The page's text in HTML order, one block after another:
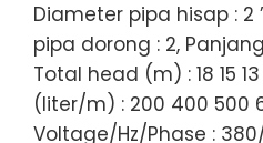
Diameter pipa hisap : 2
pipa dorong : 2,
Total head (m) : 18 15
(liter/m) : 200 400 500
Voltage/Hz/Phase :